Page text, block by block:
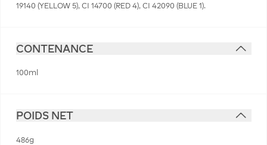
19140 (YELLOW 5), CI 14700 (RED 4), CI 42090 (BLUE 1).
CONTENANCE
100ml
POIDS NET
486g